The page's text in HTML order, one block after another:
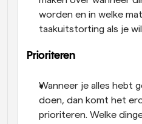
worden en in welke
taakuitstorting als je
Prioriteren
Wanneer je alles hebt
doen, dan komt het
prioriteren. Welke